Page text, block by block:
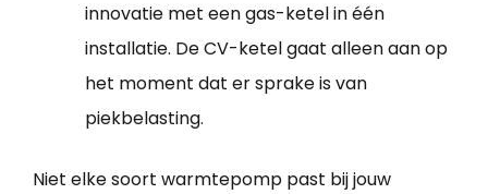
innovatie met een gas-ketel in één
installatie. De CV-ketel gaat alleen aan op
het moment dat er sprake is van
piekbelasting.
Niet elke soort warmtepomp past bij jouw